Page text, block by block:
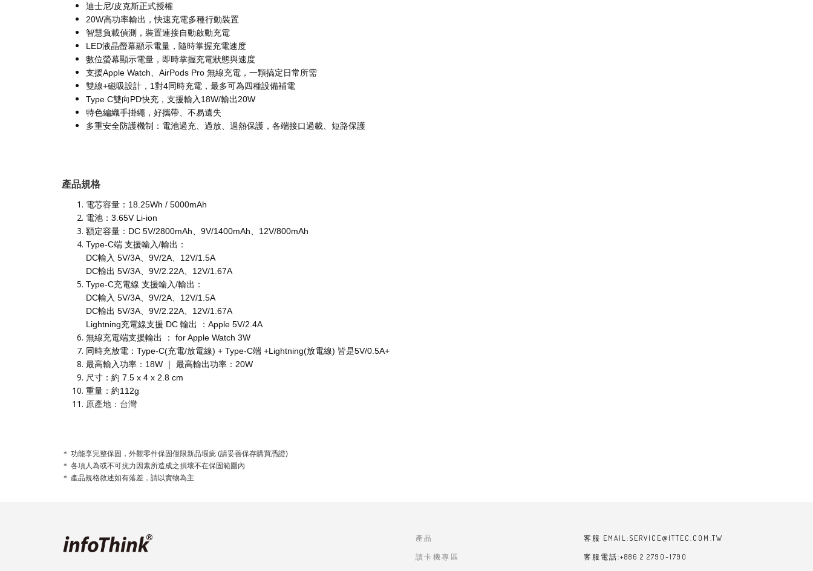
迪士尼/皮克斯正式授權
20W高功率輸出，快速充電多種行動裝置
智慧負載偵測，裝置連接自動啟動充電
LED液晶螢幕顯示電量，隨時掌握充電速度
數位螢幕顯示電量，即時掌握充電狀態與速度
支援Apple Watch、AirPods Pro 無線充電，一顆搞定日常所需
雙線+磁吸設計，1對4同時充電，最多可為四種設備補電
Type C雙向PD快充，支援輸入18W/輸出20W
特色編織手掛繩，好攜帶、不易遺失
多重安全防護機制：電池過充、過放、過熱保護，各端接口過載、短路保護
產品規格
電芯容量：18.25Wh / 5000mAh
電池：3.65V Li-ion
額定容量：DC 5V/2800mAh、9V/1400mAh、12V/800mAh
Type-C端 支援輸入/輸出：
DC輸入 5V/3A、9V/2A、12V/1.5A
DC輸出 5V/3A、9V/2.22A、12V/1.67A
Type-C充電線 支援輸入/輸出：
DC輸入 5V/3A、9V/2A、12V/1.5A
DC輸出 5V/3A、9V/2.22A、12V/1.67A
Lightning充電線支援 DC 輸出 ：Apple 5V/2.4A
無線充電端支援輸出 ： for Apple Watch 3W
同時充放電：Type-C(充電/放電線) + Type-C端 +Lightning(放電線) 皆是5V/0.5A+
最高輸入功率：18W ｜ 最高輸出功率：20W
尺寸：約 7.5 x 4 x 2.8 cm
重量：約112g
原產地：台灣
＊ 功能享完整保固，外觀零件保固僅限新品瑕疵 (請妥善保存購買憑證)
＊ 各項人為或不可抗力因素所造成之損壞不在保固範圍內
＊ 產品規格敘述如有落差，請以實物為主
產品
讀卡機專區
客服 EMAIL:SERVICE@ITTEC.COM.TW
客服電話:+886 2 2790-1790